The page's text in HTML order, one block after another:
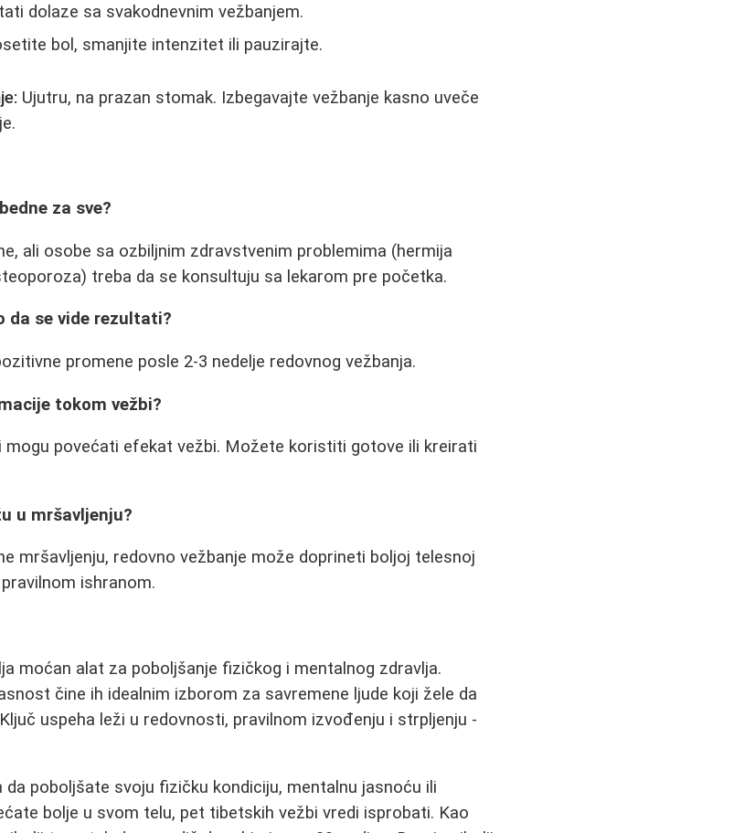
dolaze sa svakodnevnim vežbanjem.
bol, smanjite intenzitet ili pauzirajte.
Ujutru, na prazan stomak. Izbegavajte vežbanje kasno uveče
za sve?
ali osobe sa ozbiljnim zdravstvenim problemima (hermija
treba da se konsultuju sa lekarom pre početka.
da se vide rezultati?
promene posle 2-3 nedelje redovnog vežbanja.
tokom vežbi?
mogu povećati efekat vežbi. Možete koristiti gotove ili kreirati
u mršavljenju?
mršavljenju, redovno vežbanje može doprineti boljoj telesnoj
ishranom.
moćan alat za poboljšanje fizičkog i mentalnog zdravlja.
čine ih idealnim izborom za savremene ljude koji žele da
uspeha leži u redovnosti, pravilnom izvođenju i strpljenju -
poboljšate svoju fizičku kondiciju, mentalnu jasnoću ili
bolje u svom telu, pet tibetskih vežbi vredi isprobati. Kao